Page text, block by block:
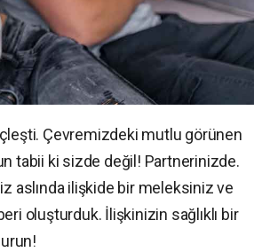
Çevremizdeki mutlu görünen
tabii ki sizde değil! Partnerinizde.
aslında ilişkide bir meleksiniz ve
oluşturduk. İlişkinizin sağlıklı bir